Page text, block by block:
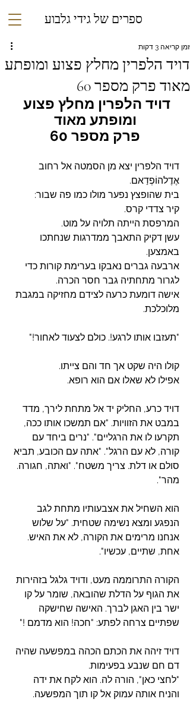
ספרים של גידי גלבוע
דויד הלפרין מחלץ פצוע ומופתע
מאוד פרק מספר 60
זמן קריאה 3 דקות
דויד הלפרין מחלץ פצוע
ומופתע מאוד
פרק מספר 60
דויד הלפרין יצא מן הסמטה אל רחוב
אֶדֶלהוֹפְדַאם.
בית שהופצץ נפער מולו כמו פה שבור:
קיר צדדי קרס.
המרפסת הייתה תלויה על מוט.
עשן דקיק התאבך ממדרגות שנחתכו
באמצען.
ארבעה גברים נאבקו בערימת קורות כדי
לגרור מתחתיה גבר חסר הכרה.
אישה דומעת כרעה לצידם מחזיקה במגבת
מלוכלכת.
"תעזבו אותו לרגע!. כולם לצעוד לאחור!"
קולו היה שקט אך חד והם צייתו.
אפילו לא שאלו אם הוא רופא.
דויד כרע, החליק יד אל מתחת לירך, מדד
במבט את הזוויות. "אם תמשכו אותו ככה,
תקרעו לו את הרגליים". "נרים ביחד עם
קורה, לא עם הרגל". "אתה עם הכובע, תביא
סולם או דלת. צריך משטח". "ואתה, חגורה.
מהר".
הוא השחיל את אצבעותיו מתחת לגב
הנפגע ומצא נשימה שטחית. "על שלוש
אנחנו מרימים את הקורה, לא את האיש.
אחת, שתיים, עכשיו".
הקורה התרוממה מעט, ודויד גלגל בזהירות
את הגוף על הדלת שהובאה, שומר על קו
ישר בין האגן לברך. האישה שחישקה
שפתיים צרחה לפתע: "חכה! הוא מדמם !"
דויד זיהה את הכתם הכהה במפשעה שהיה
דם חם שנבע בפעימות.
"לחצי כאן", הורה לה. הוא לקח את ידה
והניח אותה עמוק אל קו תוך המפשעה.